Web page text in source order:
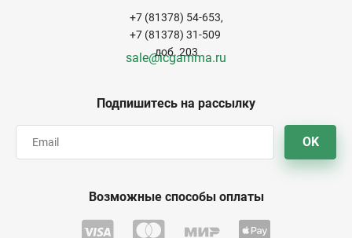
Подпишитесь на рассылку
OK
+7 (81378) 54-653,
+7 (81378) 31-509
доб. 203
sale@icgamma.ru
Возможные способы оплаты